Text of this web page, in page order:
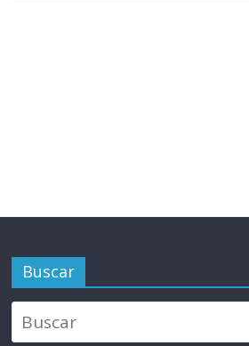
Buscar